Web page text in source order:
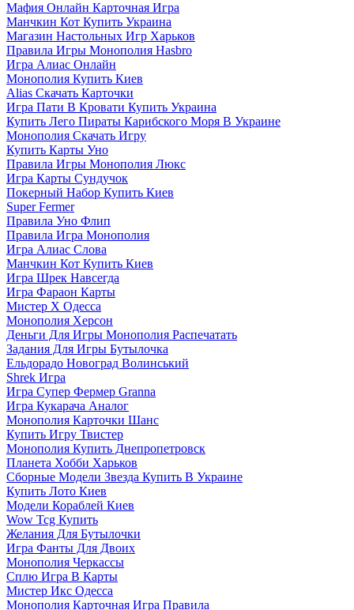
Мафия Онлайн Карточная Игра
Манчкин Кот Купить Украина
Магазин Настольных Игр Харьков
Правила Игры Монополия Hasbro
Игра Алиас Онлайн
Монополия Купить Киев
Alias Скачать Карточки
Игра Пати В Кровати Купить Украина
Купить Лего Пираты Карибского Моря В Украине
Монополия Скачать Игру
Купить Карты Уно
Правила Игры Монополия Люкс
Игра Карты Сундучок
Покерный Набор Купить Киев
Super Fermer
Правила Уно Флип
Правила Игра Монополия
Игра Алиас Слова
Манчкин Кот Купить Киев
Игра Шрек Навсегда
Игра Фараон Карты
Мистер Х Одесса
Монополия Херсон
Деньги Для Игры Монополия Распечатать
Задания Для Игры Бутылочка
Ельдорадо Новоград Волинський
Shrek Игра
Игра Супер Фермер Granna
Игра Кукарача Аналог
Монополия Карточки Шанс
Купить Игру Твистер
Монополия Купить Днепропетровск
Планета Хобби Харьков
Сборные Модели Звезда Купить В Украине
Купить Лото Киев
Модели Кораблей Киев
Wow Tcg Купить
Желания Для Бутылочки
Игра Фанты Для Двоих
Монополия Черкассы
Сплю Игра В Карты
Мистер Икс Одесса
Монополия Карточная Игра Правила